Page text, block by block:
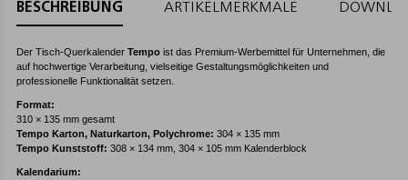
BESCHREIBUNG ARTIKELMERKMALE
Der Tisch-Querkalender Tempo ist das Premium-Werbemittel für Unternehmen, die
auf hochwertige Verarbeitung, vielseitige Gestaltungsmöglichkeiten und
professionelle Funktionalität setzen.
Format:
310 × 135 mm gesamt
Tempo Karton, Naturkarton, Polychrome: 304 × 135 mm
Tempo Kunststoff: 308 × 134 mm, 304 × 105 mm Kalenderblock
Kalendarium: